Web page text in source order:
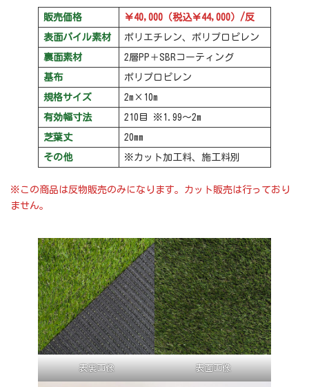
販売価格 ￥40,000（税込￥44,000）/反
表面パイル素材 ポリエチレン、ポリプロピレン
裏面素材 2層PP＋SBRコーティング
基布 ポリプロピレン
規格サイズ 2m×10m
有効幅寸法 210目 ※1.99～2m
芝葉丈 20mm
その他 ※カット加工料、施工料別
※この商品は反物販売のみになります。 カット販売は行っており
ません。
表裏画像 表面画像